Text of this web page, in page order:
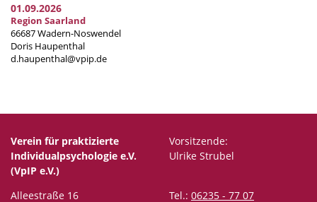
01.09.2026
Region Saarland
66687 Wadern-Noswendel
Doris Haupenthal
d.haupenthal@vpip.de
Verein für praktizierte
Individualpsychologie e.V.
(VpIP e.V.)
Vorsitzende:
Ulrike Strubel
Alleestraße 16 Tel.: 06235 - 77 07